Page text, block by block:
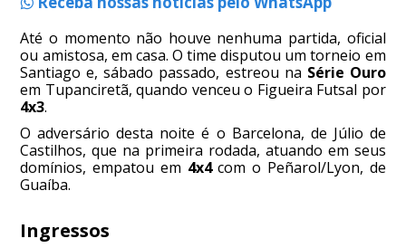
Até o momento não houve nenhuma partida, oficial
ou amistosa, em casa. O time disputou um torneio em
Santiago e, sábado passado, estreou na Série Ouro
em Tupanciretã, quando venceu o Figueira Futsal por
4x3.
O adversário desta noite é o Barcelona, de Júlio de
Castilhos, que na primeira rodada, atuando em seus
domínios, empatou em 4x4com o Peñarol/Lyon, de
Guaíba.
Ingressos